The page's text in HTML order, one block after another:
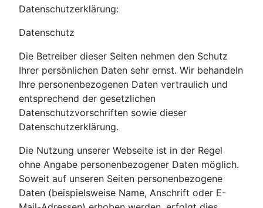
Datenschutzerklärung:
Datenschutz
Die Betreiber dieser Seiten nehmen den Schutz
Ihrer persönlichen Daten sehr ernst. Wir behandeln
Ihre personenbezogenen Daten vertraulich und
entsprechend der gesetzlichen
Datenschutzvorschriften sowie dieser
Datenschutzerklärung.
Die Nutzung unserer Webseite ist in der Regel
ohne Angabe personenbezogener Daten möglich.
Soweit auf unseren Seiten personenbezogene
Daten (beispielsweise Name, Anschrift oder E-